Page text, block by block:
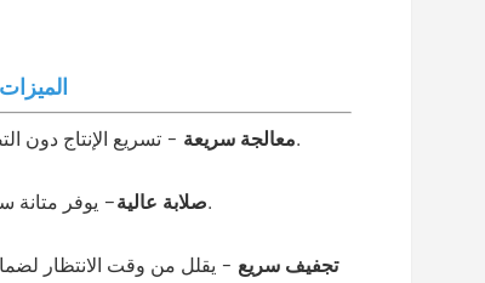
★
معالجة سريعة- تسريع الإنتاج دون التضحية بالجودة.
صلابة عالية– يوفر متانة سطحية ممتازة.
تجفيف سريع - يقلل من وقت الانتظار